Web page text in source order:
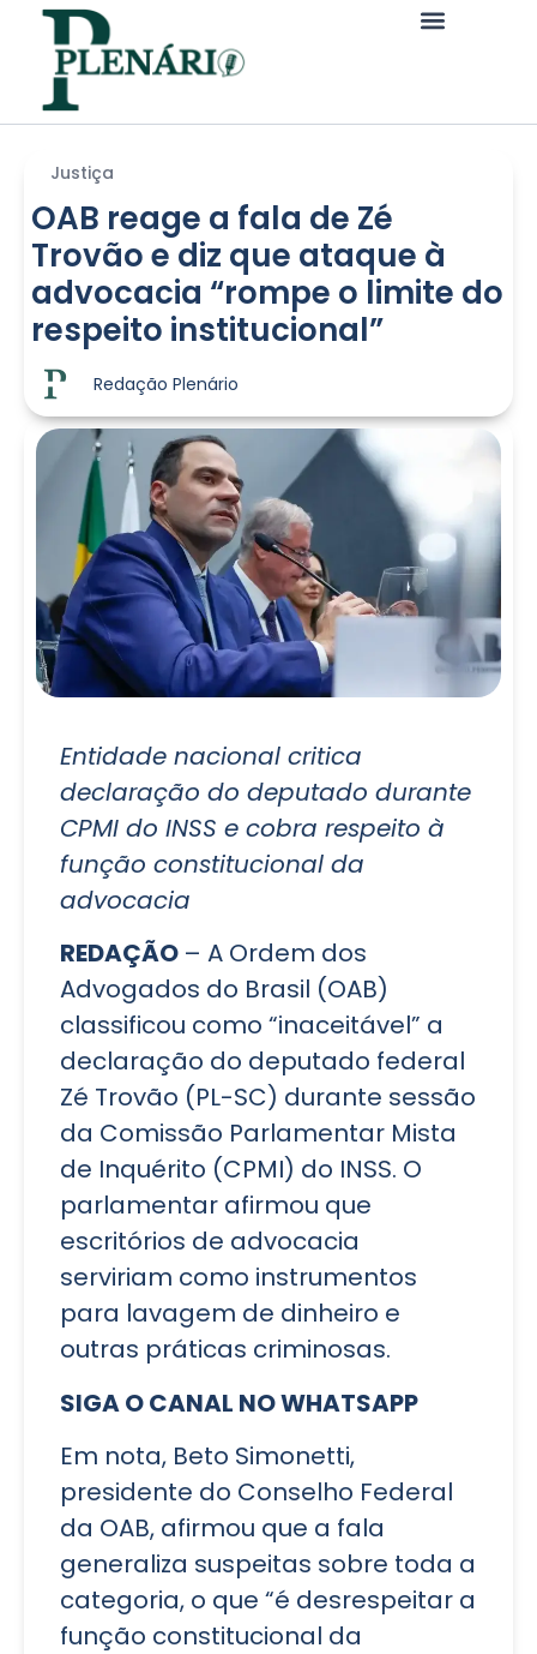
Justiça
OAB reage a fala de Zé
Trovão e diz que ataque à
advocacia “rompe o limite do
respeito institucional”
Redação Plenário
Entidade nacional critica
declaração do deputado durante
CPMI do INSS e cobra respeito à
função constitucional da
advocacia
REDAÇÃO – A Ordem dos
Advogados do Brasil (OAB)
classificou como “inaceitável” a
declaração do deputado federal
Zé Trovão (PL-SC) durante sessão
da Comissão Parlamentar Mista
de Inquérito (CPMI) do INSS. O
parlamentar afirmou que
escritórios de advocacia
serviriam como instrumentos
para lavagem de dinheiro e
outras práticas criminosas.
SIGA O CANAL NO WHATSAPP
Em nota, Beto Simonetti,
presidente do Conselho Federal
da OAB, afirmou que a fala
generaliza suspeitas sobre toda a
categoria, o que “é desrespeitar a
função constitucional da